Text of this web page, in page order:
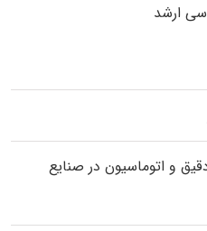
ارشد
و اتوماسیون در صنایع